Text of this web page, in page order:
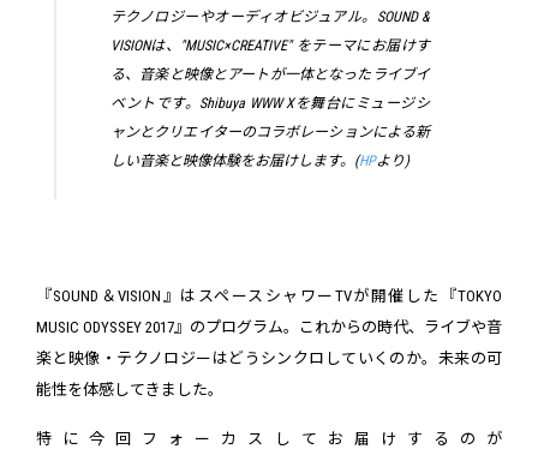
テクノロジーやオーディオビジュアル。SOUND &
VISIONは、"MUSIC×CREATIVE" をテーマにお届けす
る、音楽と映像とアートが一体となったライブイ
ベントです。Shibuya WWW Xを舞台にミュージシ
ャンとクリエイターのコラボレーションによる新
しい音楽と映像体験をお届けします。(HPより)
『SOUND＆VISION』はスペースシャワーTVが開催した『TOKYO
MUSIC ODYSSEY 2017』のプログラム。これからの時代、ライブや音
楽と映像・テクノロジーはどうシンクロしていくのか。未来の可
能性を体感してきました。
特に今回フォーカスしてお届けするのが